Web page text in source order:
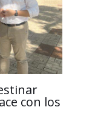
con los